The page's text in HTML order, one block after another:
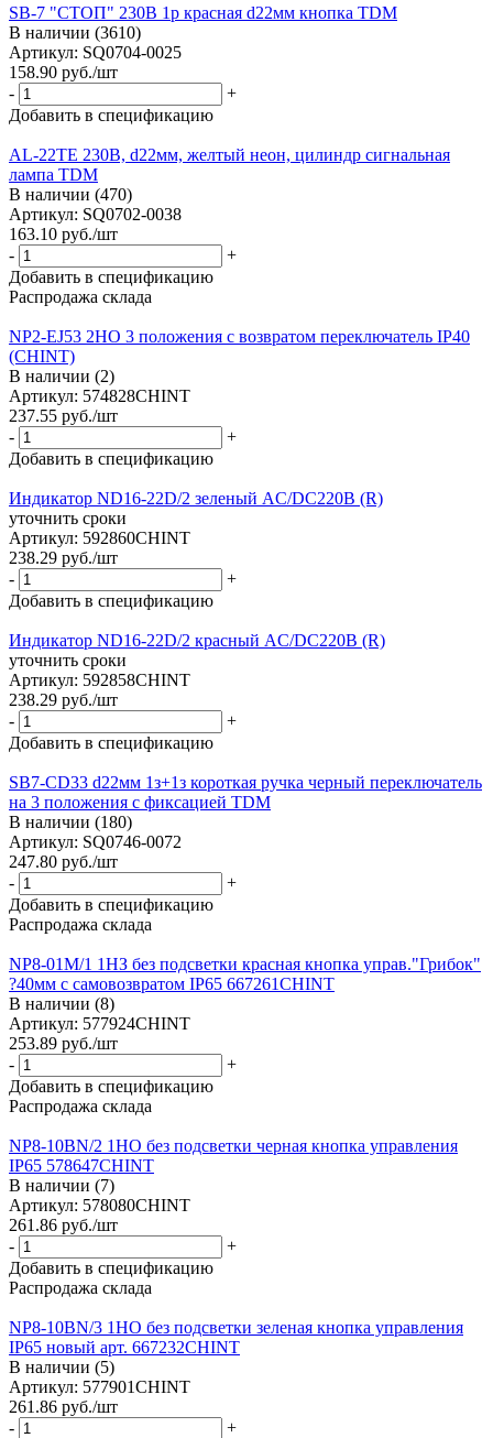
SВ-7 "СТОП" 230В 1р красная d22мм кнопка TDM
В наличии (3610)
Артикул: SQ0704-0025
158.90 руб./шт
-
+
Добавить в спецификацию
AL-22TE 230В, d22мм, желтый неон, цилиндр сигнальная
лампа TDM
В наличии (470)
Артикул: SQ0702-0038
163.10 руб./шт
-
+
Добавить в спецификацию
Распродажа склада
NP2-EJ53 2НО 3 положения с возвратом переключатель IP40
(CHINT)
В наличии (2)
Артикул: 574828CHINT
237.55 руб./шт
-
+
Добавить в спецификацию
Индикатор ND16-22D/2 зеленый AC/DC220В (R)
уточнить сроки
Артикул: 592860CHINT
238.29 руб./шт
-
+
Добавить в спецификацию
Индикатор ND16-22D/2 красный AC/DC220В (R)
уточнить сроки
Артикул: 592858CHINT
238.29 руб./шт
-
+
Добавить в спецификацию
SB7-CD33 d22мм 1з+1з короткая ручка черный переключатель
на 3 положения с фиксацией TDM
В наличии (180)
Артикул: SQ0746-0072
247.80 руб./шт
-
+
Добавить в спецификацию
Распродажа склада
NP8-01M/1 1НЗ без подсветки красная кнопка управ."Грибок"
?40мм с самовозвратом IP65 667261CHINT
В наличии (8)
Артикул: 577924CHINT
253.89 руб./шт
-
+
Добавить в спецификацию
Распродажа склада
NP8-10BN/2 1НО без подсветки черная кнопка управления
IP65 578647CHINT
В наличии (7)
Артикул: 578080CHINT
261.86 руб./шт
-
+
Добавить в спецификацию
Распродажа склада
NP8-10BN/3 1НО без подсветки зеленая кнопка управления
IP65 новый арт. 667232CHINT
В наличии (5)
Артикул: 577901CHINT
261.86 руб./шт
-
+